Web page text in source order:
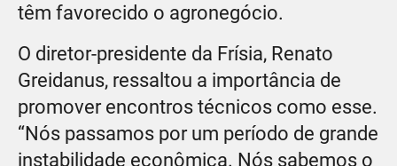
têm favorecido o agronegócio.
O diretor-presidente da Frísia, Renato
Greidanus, ressaltou a importância de
promover encontros técnicos como esse.
“Nós passamos por um período de grande
instabilidade econômica. Nós sabemos o